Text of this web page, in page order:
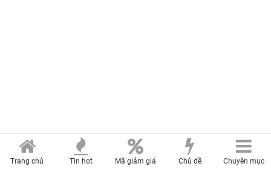
Trang chủ Tin hot Mã giảm giá Chủ đề Chuyên mục